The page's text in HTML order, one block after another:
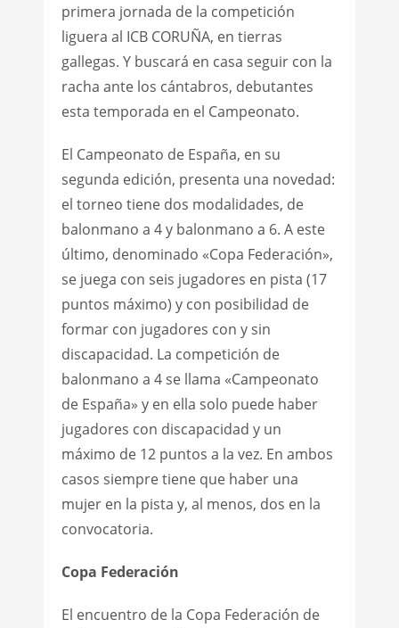
primera jornada de la competición
liguera al ICB CORUÑA, en tierras
gallegas. Y buscará en casa seguir con la
racha ante los cántabros, debutantes
esta temporada en el Campeonato.
El Campeonato de España, en su
segunda edición, presenta una novedad:
el torneo tiene dos modalidades, de
balonmano a 4 y balonmano a 6. A este
último, denominado «Copa Federación»,
se juega con seis jugadores en pista (17
puntos máximo) y con posibilidad de
formar con jugadores con y sin
discapacidad. La competición de
balonmano a 4 se llama «Campeonato
de España» y en ella solo puede haber
jugadores con discapacidad y un
máximo de 12 puntos a la vez. En ambos
casos siempre tiene que haber una
mujer en la pista y, al menos, dos en la
convocatoria.
Copa Federación
El encuentro de la Copa Federación de